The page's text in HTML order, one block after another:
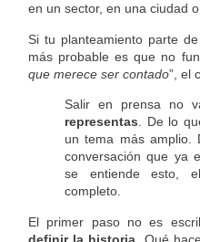
en un sector, en una ciudad
Si tu planteamiento parte de
más probable es que no
que merece ser contado”, el
Salir en prensa no
representas . De lo
un tema más amplio.
conversación que ya
se entiende esto,
completo.
El primer paso no es
definir la historia . Qué